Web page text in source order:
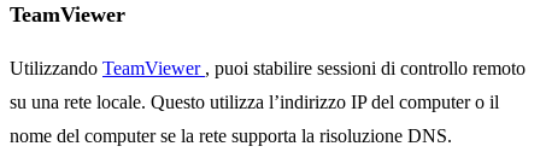
TeamViewer
Utilizzando TeamViewer , puoi stabilire sessioni di controllo remoto
su una rete locale. Questo utilizza l’indirizzo IP del computer o il
nome del computer se la rete supporta la risoluzione DNS.